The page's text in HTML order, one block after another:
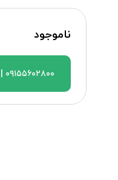
ناموجود
۰۹۱۵۵۶۰۲۸۰۰ | تماس بگیرید